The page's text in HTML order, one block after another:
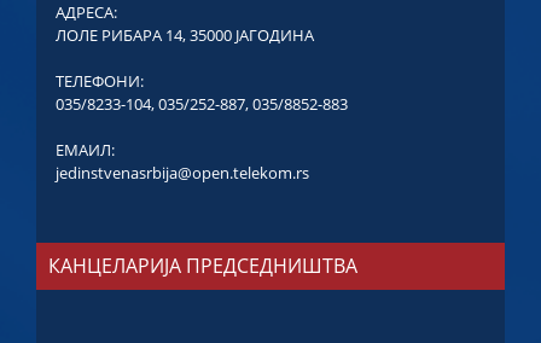
АДРЕСА:
ЛОЛЕ РИБАРА 14, 35000 ЈАГОДИНА
ТЕЛЕФОНИ:
035/8233-104,035/252-887,035/8852-883
ЕМАИЛ:
jedinstvenasrbija@open.telekom.rs
КАНЦЕЛАРИЈА ПРЕДСЕДНИШТВА